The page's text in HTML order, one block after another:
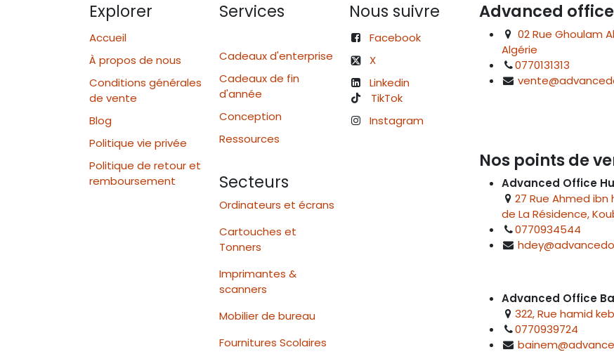
Explorer
Accueil
À propos de nous
Conditions générales
de vente
Blog
Politique vie privée
Politique de retour et
remboursement
Services
Cadeaux d'enterprise
Cadeaux de fin
d'année
Conception
Ressources
Secteurs
Ordinateurs et écrans
Cartouches et
Tonners
Imprimantes &
scanners
Mobilier de bureau
Fournitures Scolaires
Nous suivre
Facebook
X
Linkedin
TikTok
Instagram
Advanced
02 Rue Ghoulam
Algérie
0770131313
Nos points de
Advanced Office
27 Rue Ahmed ibn
de La Résidence,
0770934544
Advanced Office
322, Rue hamid
0770939724